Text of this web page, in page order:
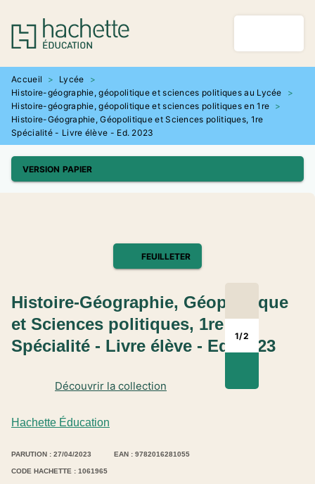
MENU RECHERCHE
PIED DE PAGE
Accueil > Lycée
>
Histoire-géographie, géopolitique et sciences politiques au Lycée
>
Histoire-géographie, géopolitique et sciences politiques en 1re >
Histoire-Géographie, Géopolitique et Sciences politiques, 1re
Spécialité - Livre élève - Ed. 2023
VERSION PAPIER
1/2
FEUILLETER
Hachette Éducation
Découvrir la collection
Histoire-Géographie, Géopolitique
et Sciences politiques, 1re
Spécialité - Livre élève - Ed. 2023
PARUTION : 27/04/2023 EAN : 9782016281055
CODE HACHETTE : 1061965